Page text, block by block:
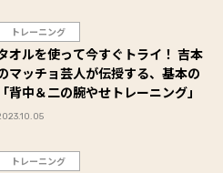
トレーニング
オルを使って今すぐトライ！ 吉本
マッチョ芸人が伝授する、基本の
「背中＆二の腕やせトレーニング」
トレーニング